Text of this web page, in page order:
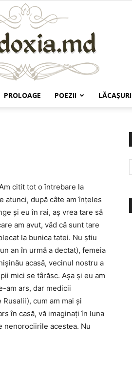
PROLOAGE POEZII LĂCAŞURI
citit tot o întrebare la
atunci, după câte am înţeles
şi eu în rai, aş vrea tare să
am avut, văd că sunt tare
la bunica tatei. Nu ştiu
an în urmă a dectat), femeia
acasă, vecinul nostru a
mici se târăsc. Aşa şi eu am
am ars, dar medicii
cum am mai şi
în casă, vă imaginaţi în luna
nenorociirile acestea. Nu